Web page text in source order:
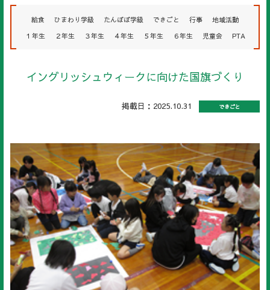
給食 ひまわり学級 たんぽぽ学級 できごと 行事
地域活動
１年生
２年生 ３年生 ４年生 ５年生 ６年生 児童会 PTA
イングリッシュウィークに向けた国旗づくり
掲載日：2025.10.31 できごと